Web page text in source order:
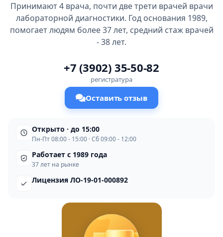
Принимают 4 врача, почти две трети врачей врачи
лабораторной диагностики. Год основания 1989,
помогает людям более 37 лет, средний стаж врачей
- 38 лет.
+7 (3902) 35-50-82
регистратура
Оставить отзыв
Открыто · до 15:00
Пн-Пт 08:00 - 15:00 · Сб 09:00 - 12:00
Работает с 1989 года
37 лет на рынке
Лицензия ЛО-19-01-000892